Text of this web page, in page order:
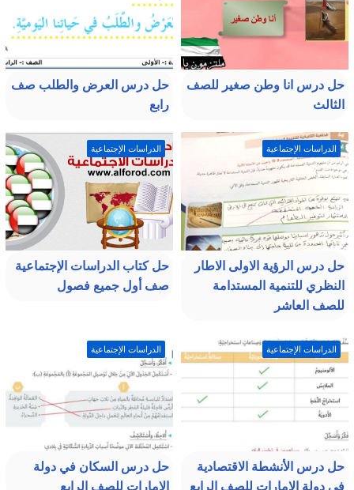
حل درس انا وطن صغير للصف
الثالث
حل درس العرض والطلب صف
رابع
الدراسات الإجتماعية
حل درس الرؤية الاولى الاطار
النظري للتنمية المستدامة
للصف العاشر
الدراسات الإجتماعية
حل كتاب الدراسات الإجتماعية
صف أول جميع فصول
الدراسات الإجتماعية
حل درس الأنشطة الاقتصادية
في دولة الإمارات للصف الرابع
الدراسات الإجتماعية
حل درس السكان في دولة
الإمارات للصف الرابع